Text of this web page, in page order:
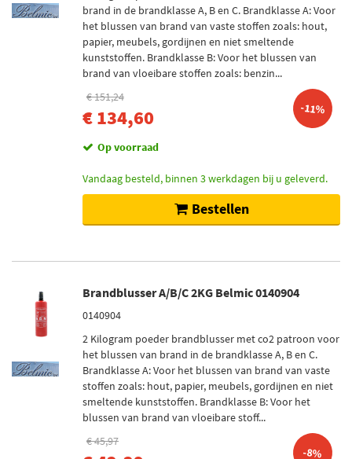
brand in de brandklasse A, B en C. Brandklasse A: Voor
het blussen van brand van vaste stoffen zoals: hout,
papier, meubels, gordijnen en niet smeltende
kunststoffen. Brandklasse B: Voor het blussen van
brand van vloeibare stoffen zoals: benzin...
€ 151,24
€ 134,60 -11%
Op voorraad
Vandaag besteld, binnen 3 werkdagen bij u geleverd.
Bestellen
Brandblusser A/B/C 2KG Belmic 0140904
0140904
2 Kilogram poeder brandblusser met co2 patroon voor
het blussen van brand in de brandklasse A, B en C.
Brandklasse A: Voor het blussen van brand van vaste
stoffen zoals: hout, papier, meubels, gordijnen en niet
smeltende kunststoffen. Brandklasse B: Voor het
blussen van brand van vloeibare stoff...
€ 45,97
-8%